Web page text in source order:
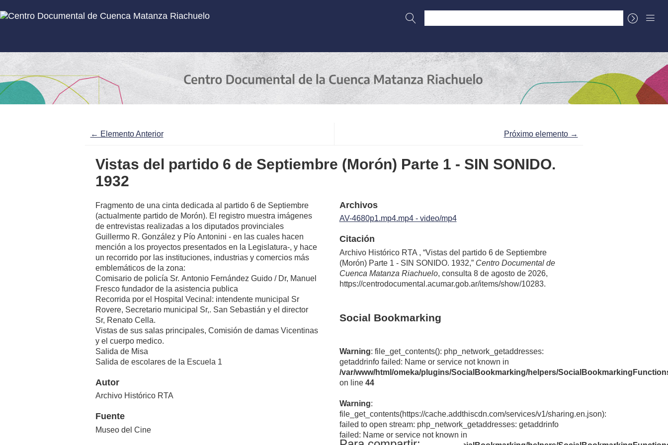
Inicio Subcolecciones Sobre el Centro Documental
La Cuenca
← Elemento Anterior Próximo elemento →
Vistas del partido 6 de Septiembre (Morón) Parte 1 - SIN SONIDO.
1932
Fragmento de una cinta dedicada al partido 6 de Septiembre
(actualmente partido de Morón). El registro muestra imágenes
de entrevistas realizadas a los diputados provinciales
Guillermo R. González y Pío Antonini - en las cuales hacen
mención a los proyectos presentados en la Legislatura-, y hace
un recorrido por las instituciones, industrias y comercios más
emblemáticos de la zona:
Comisario de policía Sr. Antonio Fernández Guido / Dr, Manuel
Fresco fundador de la asistencia publica
Recorrida por el Hospital Vecinal: intendente municipal Sr
Rovere, Secretario municipal Sr,. San Sebastián y el director
Sr, Renato Cella.
Vistas de sus salas principales, Comisión de damas Vicentinas
y el cuerpo medico.
Salida de Misa
Salida de escolares de la Escuela 1
Autor
Archivo Histórico RTA
Fuente
Museo del Cine
Archivos
AV-4680p1.mp4.mp4 - video/mp4
Citación
Archivo Histórico RTA , “Vistas del partido 6 de Septiembre
(Morón) Parte 1 - SIN SONIDO. 1932,” Centro Documental de
Cuenca Matanza Riachuelo, consulta 8 de agosto de 2026,
https://centrodocumental.acumar.gob.ar/items/show/10283.
Social Bookmarking
Warning: file_get_contents(): php_network_getaddresses:
getaddrinfo failed: Name or service not known in
/var/www/html/omeka/plugins/SocialBookmarking/helpers/
on line 44
Warning:
file_get_contents(https://cache.addthiscdn.com/services/v1/sharing.en.json):
failed to open stream: php_network_getaddresses: getaddrinfo
failed: Name or service not known in